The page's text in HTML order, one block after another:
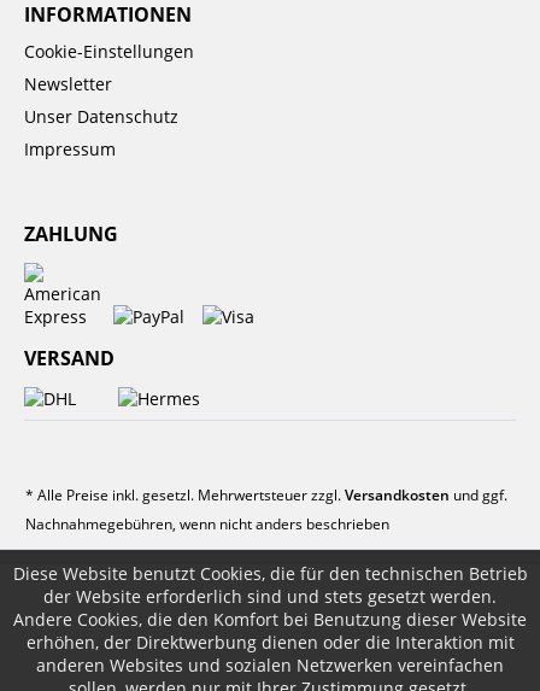
INFORMATIONEN
Cookie-Einstellungen
Newsletter
Unser Datenschutz
Impressum
ZAHLUNG
VERSAND
* Alle Preise inkl. gesetzl. Mehrwertsteuer zzgl.Versandkosten und ggf.
Nachnahmegebühren, wenn nicht anders beschrieben
Diese Website benutzt Cookies, die für den technischen Betrieb
der Website erforderlich sind und stets gesetzt werden.
Andere Cookies, die den Komfort bei Benutzung dieser Website
erhöhen, der Direktwerbung dienen oder die Interaktion mit
anderen Websites und sozialen Netzwerken vereinfachen